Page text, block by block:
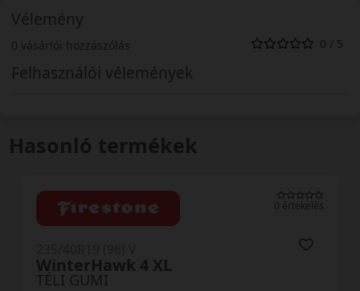
Vélemény
0 vásárlói hozzászólás 0 / 5
Felhasználói vélemények
Hasonló termékek
0 értékelés
TÉLI GUMI
Winter XL MFS